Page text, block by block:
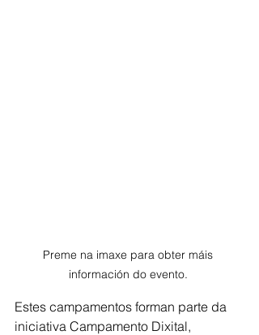
Preme na imaxe para obter máis
información do evento.
Estes campamentos forman parte da
iniciativa Campamento Dixital,